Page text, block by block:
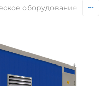
оборудование